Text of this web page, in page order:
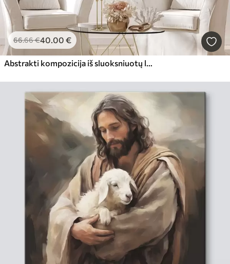
66.66€40.00 €
Abstrakti kompozicija iš sluoksniuotų lapų, išlenktų formų juodos, baltos ir smėlio spalvos, tekstūrinis menas